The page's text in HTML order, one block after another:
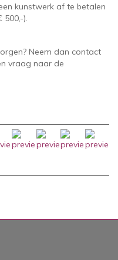
kunstwerk af te betalen
).
Neem dan contact
vraag naar de